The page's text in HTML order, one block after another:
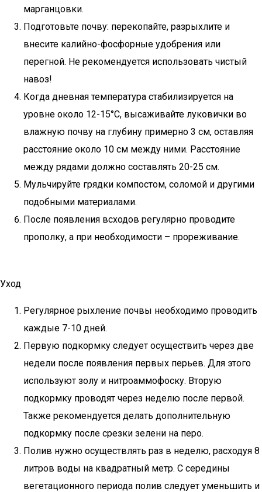
марганцовки.
Подготовьте почву: перекопайте, разрыхлите и
внесите калийно-фосфорные удобрения или
перегной. Не рекомендуется использовать чистый
навоз!
Когда дневная температура стабилизируется на
уровне около 12-15°C, высаживайте луковички во
влажную почву на глубину примерно 3 см, оставляя
расстояние около 10 см между ними. Расстояние
между рядами должно составлять 20-25 см.
Мульчируйте грядки компостом, соломой и другими
подобными материалами.
После появления всходов регулярно проводите
прополку, а при необходимости – прореживание.
Уход
Регулярное рыхление почвы необходимо проводить
каждые 7-10 дней.
Первую подкормку следует осуществить через две
недели после появления первых перьев. Для этого
используют золу и нитроаммофоску. Вторую
подкормку проводят через неделю после первой.
Также рекомендуется делать дополнительную
подкормку после срезки зелени на перо.
Полив нужно осуществлять раз в неделю, расходуя 8
литров воды на квадратный метр. С середины
вегетационного периода полив следует уменьшить и